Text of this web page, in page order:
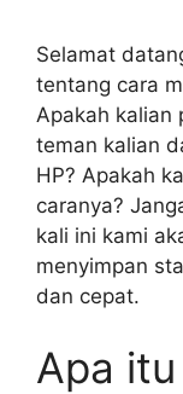
Selamat
tentang cara
Apakah kalian
teman kalian
HP? Apakah
caranya?
kali ini kami
menyimpan
dan cepat.
Apa